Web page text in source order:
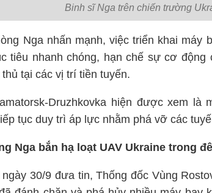
Binh sĩ Nga trên chiến trường
Nga nhấn mạnh, việc triển khai máy
tiêu nhanh chóng, hạn chế sự cơ
tại các vị trí tiền tuyến.
Druzhkovka hiện được xem
tục duy trì áp lực nhằm phá vỡ các
Nga bắn hạ loạt UAV Ukraine trong
ngày 30/9 đưa tin, Thống đốc Vùng